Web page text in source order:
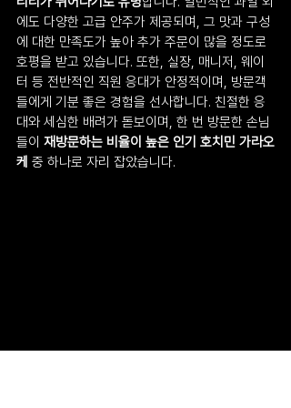
에도 다양한 고급 안주가 제공되며, 그 맛과 구성
에 대한 만족도가 높아 추가 주문이 많을 정도로
호평을 받고 있습니다. 또한, 실장, 매니저, 웨이
터 등 전반적인 직원 응대가 안정적이며, 방문객
들에게 기분 좋은 경험을 선사합니다. 친절한 응
대와 세심한 배려가 돋보이며, 한 번 방문한 손님
들이 재방문하는 비율이 높은 인기 호치민 가라오
케 중 하나로 자리 잡았습니다.